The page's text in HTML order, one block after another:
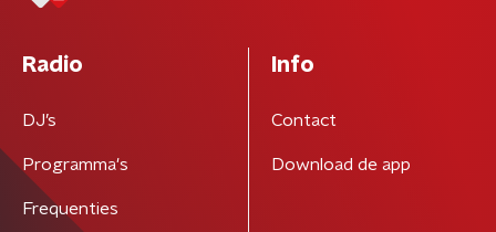
Radio
DJ’s
Programma's
Frequenties
Info
Contact
Download de app